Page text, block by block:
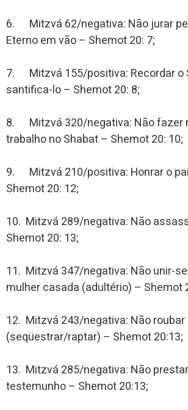
6. Mitzvá 62/negativa: Não jurar
Eterno em vão – Shemot 20: 7;
7. Mitzvá 155/positiva: Recordar o
santifica-lo – Shemot 20: 8;
8. Mitzvá 320/negativa: Não fazer
trabalho no Shabat – Shemot 20: 10;
9. Mitzvá 210/positiva: Honrar o
Shemot 20: 12;
10. Mitzvá 289/negativa: Não
Shemot 20: 13;
11. Mitzvá 347/negativa: Não unir-
mulher casada (adultério) – Shemot
12. Mitzvá 243/negativa: Não
(seqüestrar/raptar) – Shemot 20:13;
13. Mitzvá 285/negativa: Não
testemunho – Shemot 20:13;